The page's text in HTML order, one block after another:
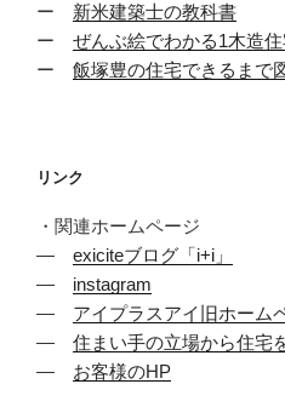
ー 新米建築士の教科書
ー ぜんぶ絵でわかる1木造
ー 飯塚豊の住宅できるまで
リンク
・関連ホームページ
― exiciteブログ「i+i」
― instagram
― アイプラスアイ旧ホーム
― 住まい手の立場から住宅
― お客様のHP